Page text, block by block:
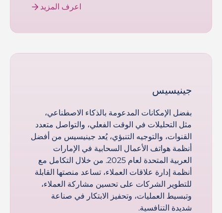
اعرف المزيد
جينيسيس
بفضل الإمكانات المدعومة بالذكاء الاصطناعي،
مثل التحليلات في الوقت الفعلي، والتواصل متعدد
القنوات، والتوجيه التنبؤي، يُعد جينيسيس من أفضل
أنظمة هواتف الأعمال السحابية في الإمارات
العربية المتحدة لعام 2025. من خلال التكامل مع
أنظمة إدارة علاقات العملاء، تساعد منصتها القابلة
للتطوير الشركات على تحسين مشاركة العملاء،
وتبسيط العمليات، وتحفيز الابتكار في صناعة
شديدة التنافسية.